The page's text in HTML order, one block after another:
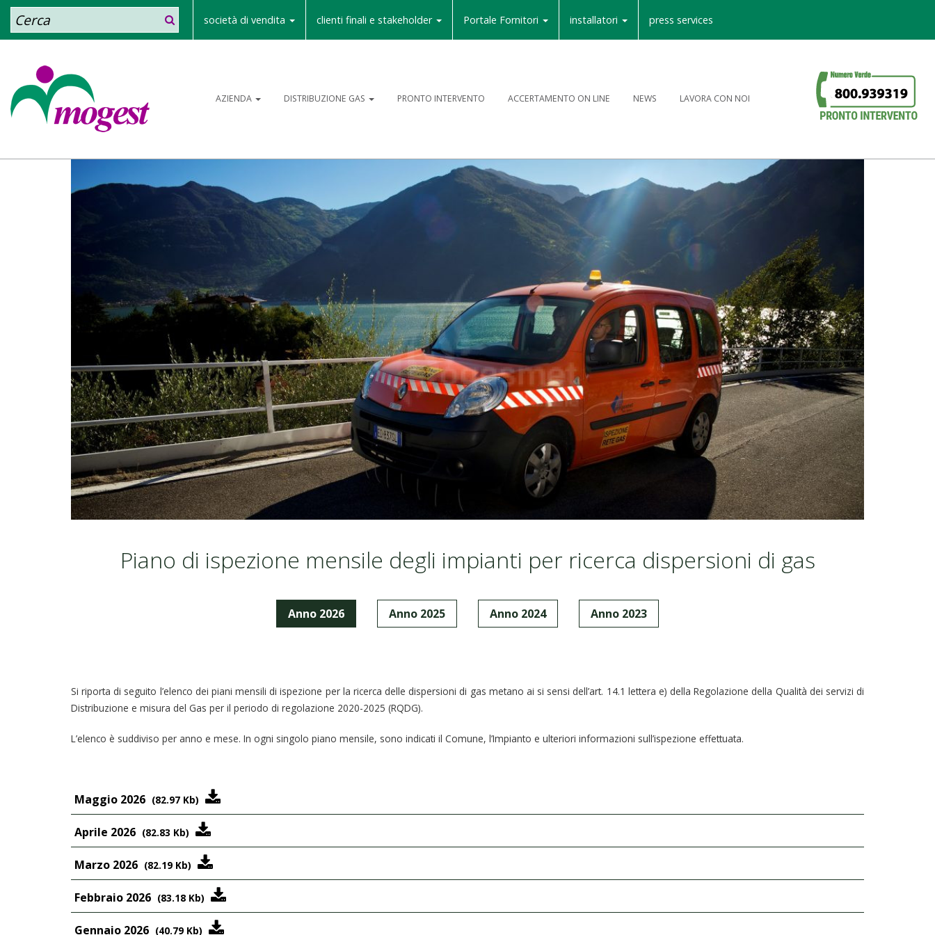
Cerca società di vendita clienti finali e stakeholder Portale Fornitori installatori press services
AZIENDA DISTRIBUZIONE GAS PRONTO INTERVENTO ACCERTAMENTO ON LINE NEWS LAVORA CON NOI
Piano di ispezione mensile degli impianti per ricerca dispersioni di gas
Anno 2026 Anno 2025 Anno 2024 Anno 2023
Si riporta di seguito l’elenco dei piani mensili di ispezione per la ricerca delle dispersioni di gas metano ai si sensi dell’art. 14.1 lettera e) della Regolazione della Qualità dei servizi di
Distribuzione e misura del Gas per il periodo di regolazione 2020-2025 (RQDG).
L’elenco è suddiviso per anno e mese. In ogni singolo piano mensile, sono indicati il Comune, l’Impianto e ulteriori informazioni sull’ispezione effettuata.
Maggio 2026 (82.97 Kb)
Aprile 2026 (82.83 Kb)
Marzo 2026 (82.19 Kb)
Febbraio 2026 (83.18 Kb)
Gennaio 2026 (40.79 Kb)